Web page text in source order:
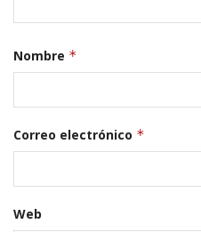
Nombre *
Correo electrónico *
Web